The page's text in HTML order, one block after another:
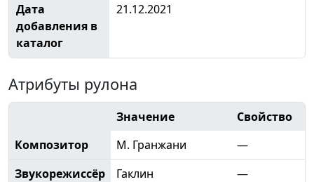
Дата
добавления в
каталог
21.12.2021
Атрибуты рулона
Значение
Свойство
Композитор
М. Гранжани
—
Звукорежиссёр
Гаклин
—